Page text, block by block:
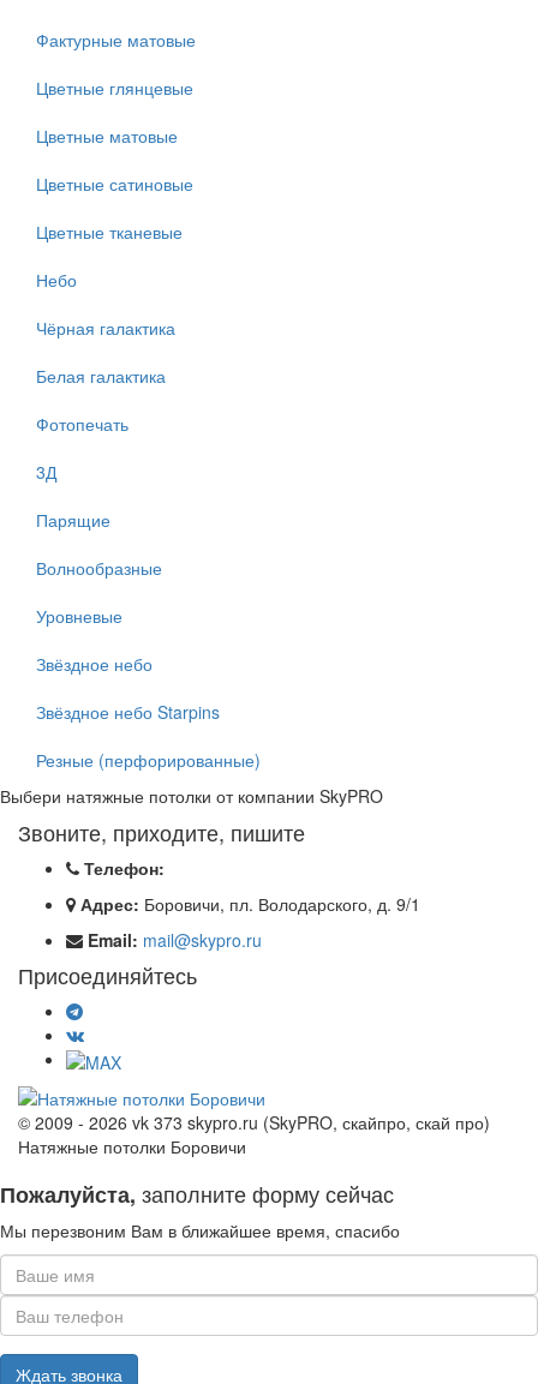
Фактурные матовые
Цветные глянцевые
Цветные матовые
Цветные сатиновые
Цветные тканевые
Небо
Чёрная галактика
Белая галактика
Фотопечать
3Д
Парящие
Волнообразные
Уровневые
Звёздное небо
Звёздное небо Starpins
Резные (перфорированные)
Выбери натяжные потолки от компании SkyPRO
Звоните, приходите, пишите
Телефон:
Адрес: Боровичи, пл. Володарского, д. 9/1
Email: mail@skypro.ru
Присоединяйтесь
© 2009 - 2026 vk 373 skypro.ru (SkyPRO, скайпро, скай про)
Натяжные потолки Боровичи
Пожалуйста, заполните форму сейчас
Мы перезвоним Вам в ближайшее время, спасибо